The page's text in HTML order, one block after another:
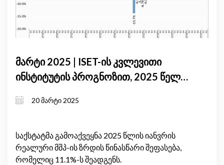
მარტი 2025 | ISET-ის კვლევითი
ინსტიტუტის პროგნოზით, 2025 წელს
იქნება; მზარდი პოლიტიკური
ზრდამ 11.1% შეადგინა
20 მარტი 2025
საქსტატმა გამოაქვეყნა 2025 წლის იანვრის
რეალური მშპ-ის ზრდის წინასწარი შეფასება,
რომელიც 11.1%-ს შეადგენს.